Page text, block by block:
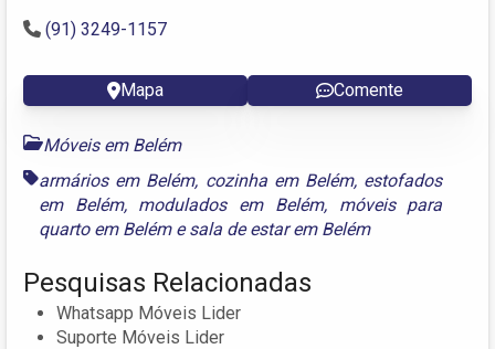
(91) 3249-1157
Mapa Comente
Móveis em Belém
armários em Belém, cozinha em Belém, estofados
em Belém, modulados em Belém, móveis para
quarto em Belémesala de estar em Belém
Pesquisas Relacionadas
Whatsapp Móveis Lider
Suporte Móveis Lider